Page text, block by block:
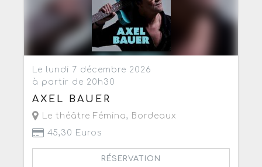
Le lundi 7 décembre 2026
à partir de 20h30
AXEL BAUER
Le théâtre Fémina, Bordeaux
45,30 Euros
RÉSERVATION